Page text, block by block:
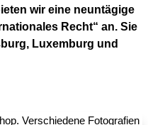
wir eine neuntägige
Recht“ an. Sie
Luxemburg und